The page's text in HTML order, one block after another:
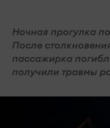
Ночная прогулка
После
пассажирка
получили травмы